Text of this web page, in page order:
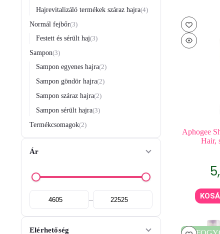
Hajrevitalizáló termékek száraz hajra 4
Normál fejbőr 3
Festett és sérült haj 3
Sampon 3
Sampon egyenes hajra 2
Sampon göndör hajra 2
Sampon száraz hajra 2
Sampon sérült hajra 3
Termékcsomagok 2
Ár
–
Elérhetőség
Aphogee
Hair,